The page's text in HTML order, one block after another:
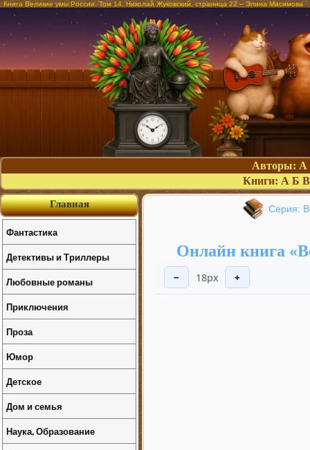
Книга Великие умы России. Том 14. Николай Жуковский, страница 22 – Элина Масимова
Авторы: А
Книги: А Б В
Серия:
Онлайн книга
− 18px +
Главная
Фантастика
Детективы и Триллеры
Любовные романы
Приключения
Проза
Юмор
Детское
Дом и семья
Наука, Образование